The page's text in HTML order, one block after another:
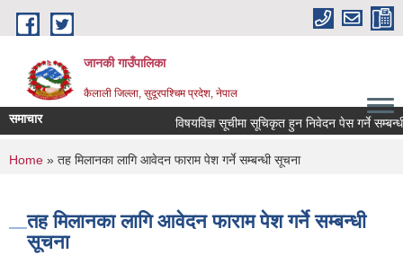
Skip to main content
जानकी गाउँपालिका
कैलाली जिल्ला, सुदूरपश्चिम प्रदेश, नेपाल
समाचार विषयविज्ञ सूचीमा सूचिकृत हुन निवेदन पेस गर्ने सम्बन्धी
You are here
Home » तह मिलानका लागि आवेदन फाराम पेश गर्ने सम्बन्धी सूचना
तह मिलानका लागि आवेदन फाराम पेश गर्ने सम्बन्धी
सूचना